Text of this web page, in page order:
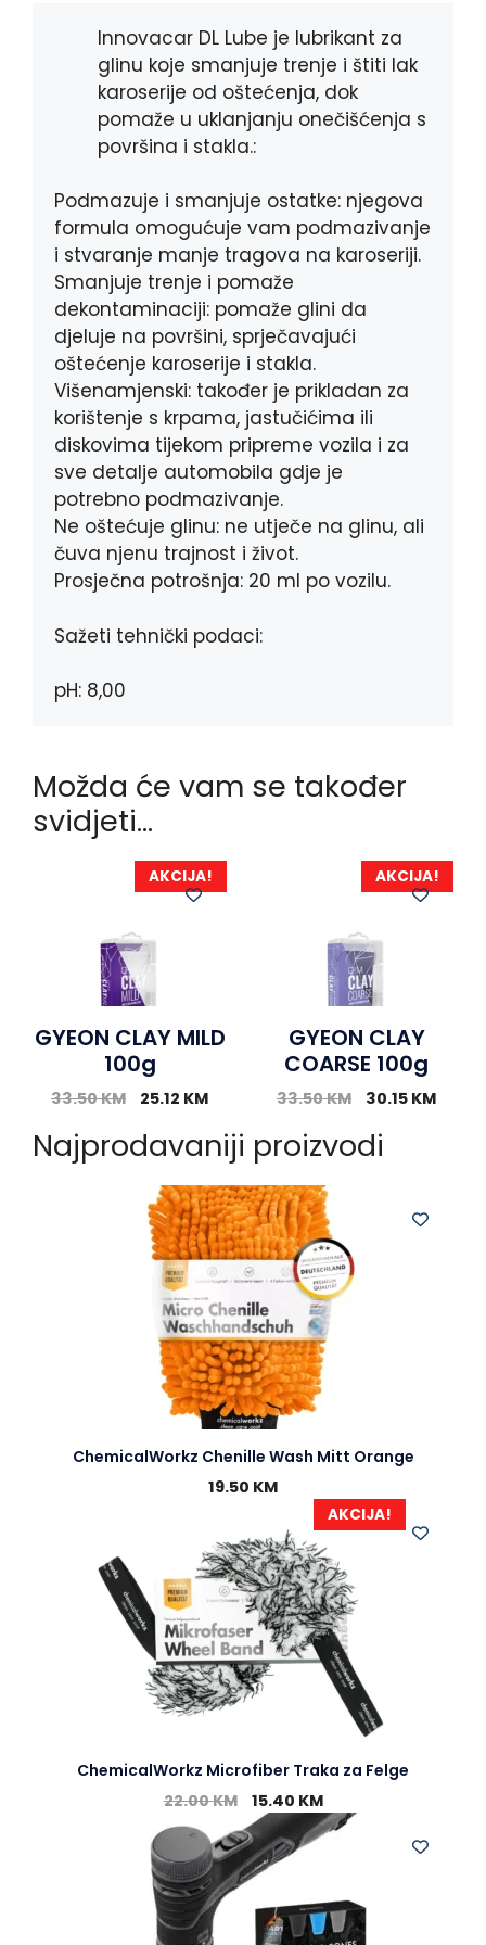
e
r
p
Innovacar DL Lube je lubrikant za
glinu koje smanjuje trenje i štiti lak
karoserije od oštećenja, dok
pomaže u uklanjanju onečišćenja s
površina i stakla.:
Podmazuje i smanjuje ostatke: njegova
formula omogućuje vam podmazivanje
i stvaranje manje tragova na karoseriji.
Smanjuje trenje i pomaže
dekontaminaciji: pomaže glini da
djeluje na površini, sprječavajući
oštećenje karoserije i stakla.
Višenamjenski: također je prikladan za
korištenje s krpama, jastučićima ili
diskovima tijekom pripreme vozila i za
sve detalje automobila gdje je
potrebno podmazivanje.
Ne oštećuje glinu: ne utječe na glinu, ali
čuva njenu trajnost i život.
Prosječna potrošnja: 20 ml po vozilu.
Sažeti tehnički podaci:
pH: 8,00
Možda će vam se također
svidjeti…
AKCIJA!
GYEON CLAY MILD
100g
33.50KM 25.12 KM
AKCIJA!
GYEON CLAY
COARSE 100g
33.50KM 30.15 KM
Najprodavaniji proizvodi
ChemicalWorkz Chenille Wash Mitt Orange
19.50 KM
AKCIJA!
ChemicalWorkz Microfiber Traka za Felge
22.00KM 15.40 KM